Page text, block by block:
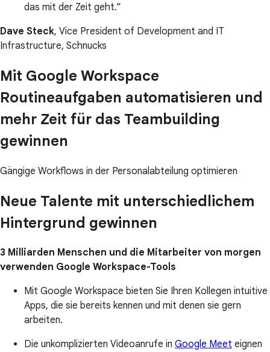
das mit der Zeit geht.
Dave Steck, Vice President of Development and IT
Infrastructure, Schnucks
Mit Google Workspace
Routineaufgaben automatisieren und
mehr Zeit für das Teambuilding
gewinnen
Gängige Workflows in der Personalabteilung optimieren
Neue Talente mit unterschiedlichem
Hintergrund gewinnen
3 Milliarden Menschen und die Mitarbeiter von morgen
verwenden Google Workspace-Tools
Mit Google Workspace bieten Sie Ihren Kollegen intuitive
Apps, die sie bereits kennen und mit denen sie gern
arbeiten.
Die unkomplizierten Videoanrufe in Google Meet eignen